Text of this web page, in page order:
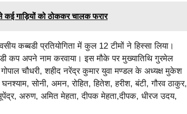
गाड़ियों को ठोककर चालक फरार
कब्बडी प्रतियोगिता में कुल 12 टीमों ने हिस्सा लिया।
कप अपने नाम करवाया। इस मौके पर मुख्यातिथि गुरमेल
गोपाल चौधरी, शहीद नरेंद्र कुमार युवा मण्डल के अध्यक्ष मुकेश
सोनी, अमन, रोहित, हितेश, हरीश, बंटी, गौरव ठाकुर,
अरुण, अमित मेहता, दीपक मेहता,दीपक, धीरज उदय,